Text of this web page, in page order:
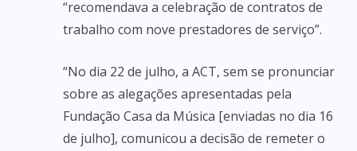
“recomendava a celebração de contratos de
trabalho com nove prestadores de serviço”.
“No dia 22 de julho, a ACT, sem se pronunciar
sobre as alegações apresentadas pela
Fundação Casa da Música [enviadas no dia 16
de julho], comunicou a decisão de remeter o